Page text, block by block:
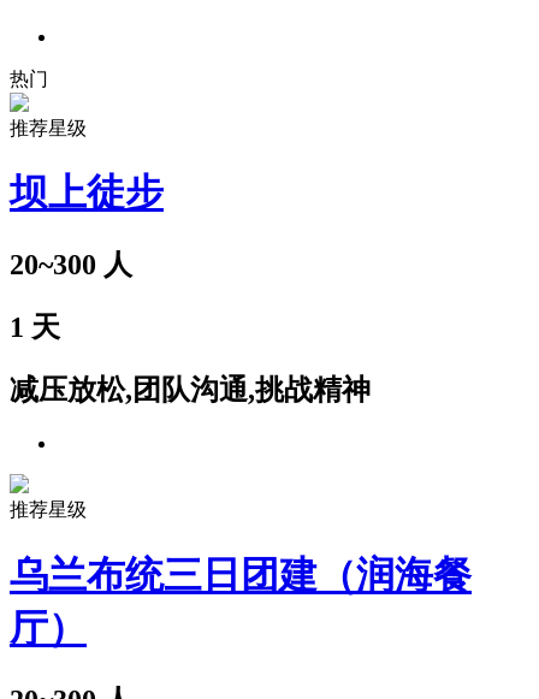
热门
推荐星级
坝上徒步
20~300 人
1 天
减压放松,团队沟通,挑战精神
推荐星级
乌兰布统三日团建（润海餐
厅）